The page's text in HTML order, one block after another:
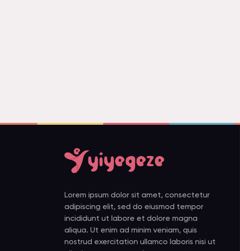
Lorem ipsum dolor sit amet, consectetur
adipiscing elit, sed do eiusmod tempor
incididunt ut labore et dolore magna
aliqua. Ut enim ad minim veniam, quis
nostrud exercitation ullamco laboris nisi ut